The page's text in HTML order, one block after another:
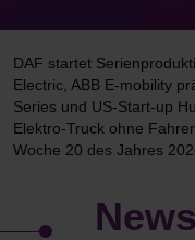
DAF startet
Electric, ABB E-mobility
Series und US-Start-up
Elektro-Truck ohne
Woche 20 des Jahres
News